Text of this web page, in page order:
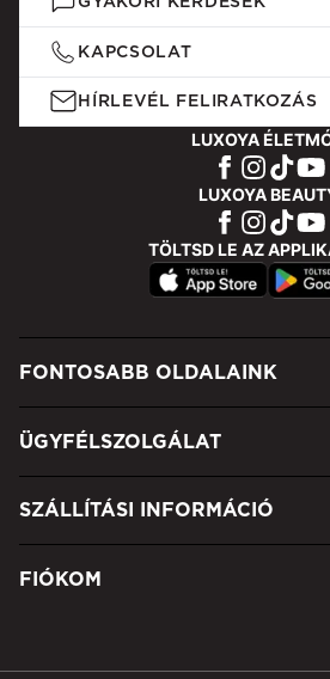
KAPCSOLAT
HÍRLEVÉL FELIRATKOZÁS
LUXOYA
LUXOYA
TÖLTSD LE AZ
FONTOSABB OLDALAINK
ÜGYFÉLSZOLGÁLAT
SZÁLLÍTÁSI INFORMÁCIÓ
FIÓKOM